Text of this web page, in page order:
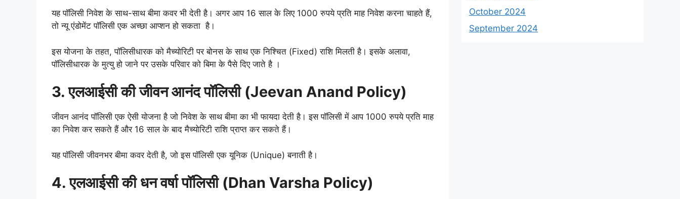
यह पॉलिसी निवेश के साथ-साथ बीमा कवर भी देती है। अगर आप 16 साल के लिए 1000 रुपये प्रति माह निवेश करना चाहते हैं,
तो न्यू एंडोमेंट पॉलिसी एक अच्छा आप्शन हो सकता है।
इस योजना के तहत, पॉलिसीधारक को मैच्योरिटी पर बोनस के साथ एक निश्चित (Fixed) राशि मिलती है। इसके अलावा,
पॉलिसीधारक के मुत्यु हो जाने पर उसके परिवार को बिमा के पैसे दिए जाते है ।
3. एलआईसी की जीवन आनंद पॉलिसी (Jeevan Anand Policy)
जीवन आनंद पॉलिसी एक ऐसी योजना है जो निवेश के साथ बीमा का भी फायदा देती है। इस पॉलिसी में आप 1000 रुपये प्रति माह
का निवेश कर सकते हैं और 16 साल के बाद मैच्योरिटी राशि प्राप्त कर सकते हैं।
यह पॉलिसी जीवनभर बीमा कवर देती है, जो इस पॉलिसी एक यूनिक (Unique) बनाती है।
4. एलआईसी की धन वर्षा पॉलिसी (Dhan Varsha Policy)
October 2024
September 2024